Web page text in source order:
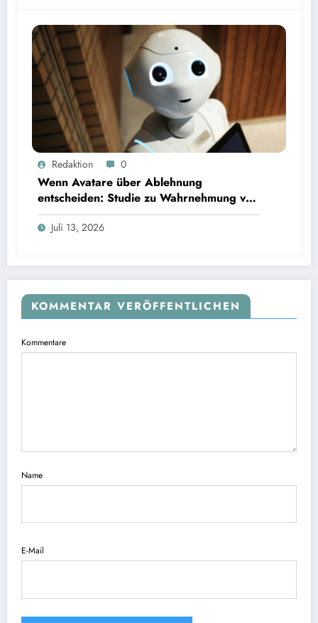
Wenn Avatare über Ablehnung entscheiden: Studie zu Wahrnehmung von Fairness bei KI-
InterviewsRedaktion 0
Wenn Avatare über Ablehnung
entscheiden: Studie zu Wahrnehmung von
Fairness bei KI-Interviews
Juli 13, 2026
KOMMENTAR VERÖFFENTLICHEN
Kommentare
Name
E-Mail